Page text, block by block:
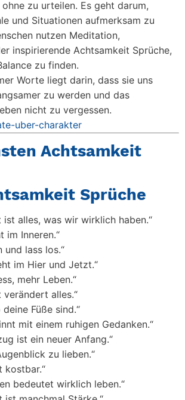
zu urteilen. Es geht darum,
und Situationen aufmerksam zu
nutzen Meditation,
inspirierende Achtsamkeit Sprüche,
zu finden.
Worte liegt darin, dass sie uns
zu werden und das
nicht zu vergessen.
uber-charakter
Achtsamkeit
Sprüche
ist alles, was wir wirklich haben.“
im Inneren.“
und lass los.“
im Hier und Jetzt.“
mehr Leben.“
verändert alles.“
Füße sind.“
mit einem ruhigen Gedanken.“
ist ein neuer Anfang.“
zu lieben.“
kostbar.“
bedeutet wirklich leben.“